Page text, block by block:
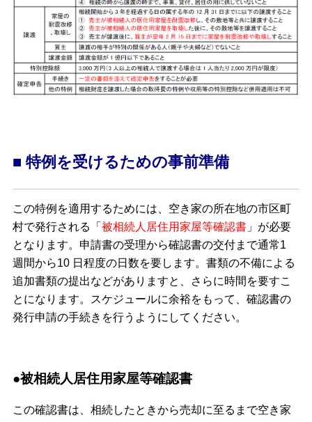
■ 特例を受けるための事前準備
この特例を適用するためには、空き家の所在地の市区町
村で発行される「 被相続人居住用家屋等確認書」が必要
となります。申請書の受理から確認書の交付まで通常1
週間から10 日程度の日数を要します。書類の不備による
追加書類の提出などがありますと、さらに時間を要すこ
とになります。スケジュールに余裕をもって、確認書の
発行申請の手続きを行うようにしてください。
●被相続人居住用家屋等確認書
この確認書は、相続したときから売却に至るまで空き家